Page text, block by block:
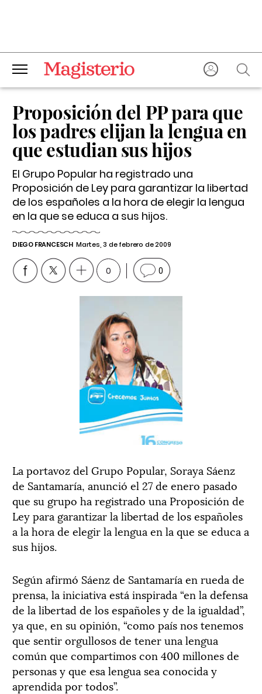
Proposición del PP para que
los padres elijan la lengua en
que estudian sus hijos
El Grupo Popular ha registrado una
Proposición de Ley para garantizar la libertad
de los españoles a la hora de elegir la lengua
en la que se educa a sus hijos.
DIEGO FRANCESCH Martes, 3 de febrero de 2009
0 0
La portavoz del Grupo Popular, Soraya Sáenz
de Santamaría, anunció el 27 de enero pasado
que su grupo ha registrado una Proposición de
Ley para garantizar la libertad de los españoles
a la hora de elegir la lengua en la que se educa a
sus hijos.
Según afirmó Sáenz de Santamaría en rueda de
prensa, la iniciativa está inspirada “en la defensa
de la libertad de los españoles y de la igualdad”,
ya que, en su opinión, “como país nos tenemos
que sentir orgullosos de tener una lengua
común que compartimos con 400 millones de
personas y que esa lengua sea conocida y
aprendida por todos”.